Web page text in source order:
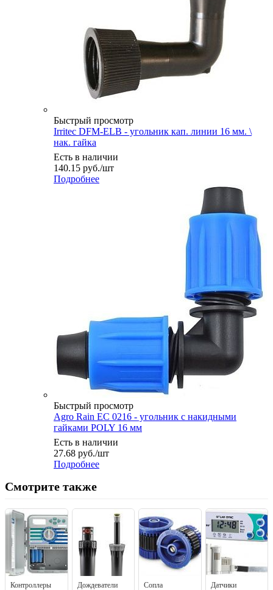
Быстрый просмотр
Irritec DFM-ELB - угольник кап. линии 16 мм. \
нак. гайка
Есть в наличии
140.15 руб./шт
Подробнее
Быстрый просмотр
Agro Rain EC 0216 - угольник с накидными
гайками POLY 16 мм
Есть в наличии
27.68 руб./шт
Подробнее
Смотрите также
Контроллеры Дождеватели Сопла Датчики